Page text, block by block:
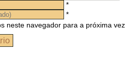
*
*
neste navegador para a próxima